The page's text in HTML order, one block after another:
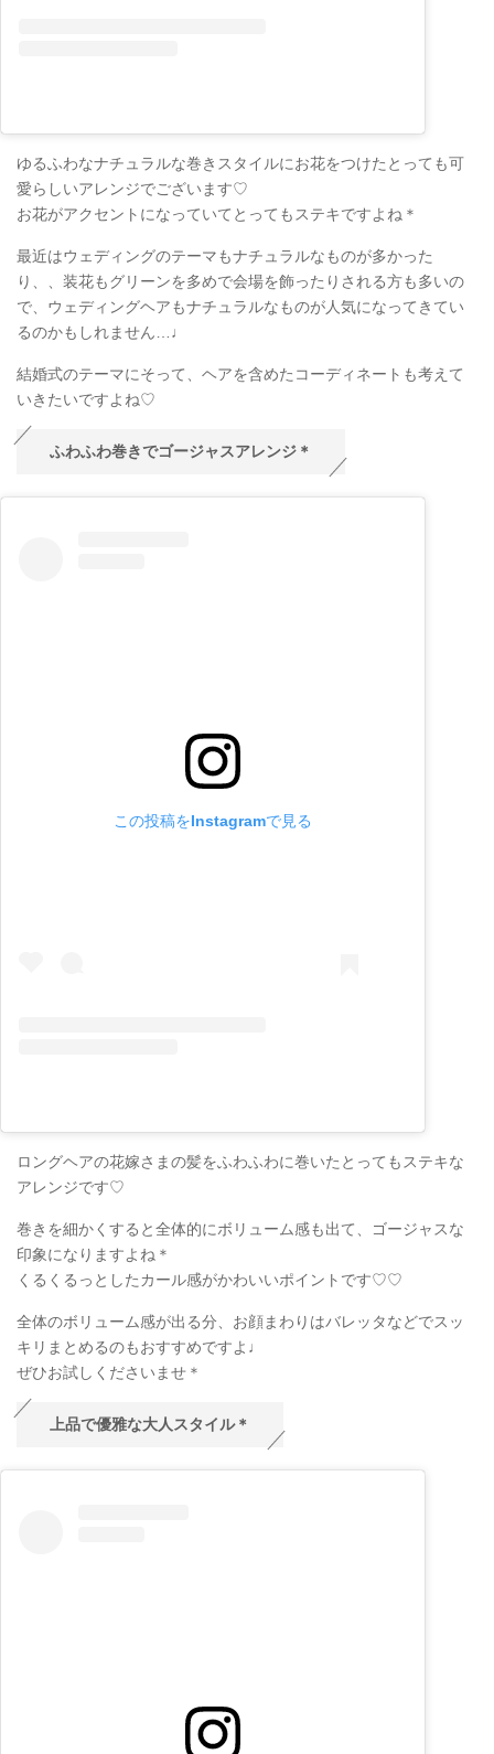
ゆるふわなナチュラルな巻きスタイルにお花をつけたとっても可
愛らしいアレンジでございます♡
お花がアクセントになっていてとってもステキですよね＊
最近はウェディングのテーマもナチュラルなものが多かった
り、、装花もグリーンを多めで会場を飾ったりされる方も多いの
で、ウェディングヘアもナチュラルなものが人気になってきてい
るのかもしれません…♩
結婚式のテーマにそって、ヘアを含めたコーディネートも考えて
いきたいですよね♡
ふわふわ巻きでゴージャスアレンジ＊
この投稿をInstagramで見る
ロングヘアの花嫁さまの髪をふわふわに巻いたとってもステキな
アレンジです♡
巻きを細かくすると全体的にボリューム感も出て、ゴージャスな
印象になりますよね＊
くるくるっとしたカール感がかわいいポイントです♡♡
全体のボリューム感が出る分、お顔まわりはバレッタなどでスッ
キリまとめるのもおすすめですよ♩
ぜひお試しくださいませ＊
上品で優雅な大人スタイル＊